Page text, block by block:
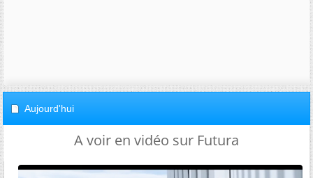
Aujourd'hui
A voir en vidéo sur Futura